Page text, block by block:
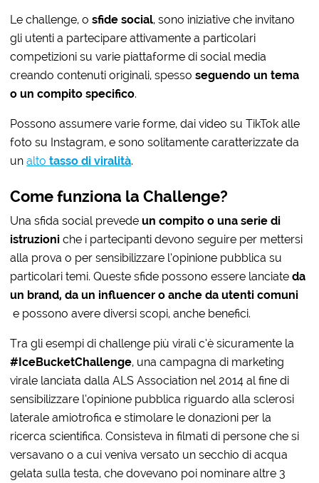
Le challenge, osfide social, sono iniziative che invitano
gli utenti a partecipare attivamente a particolari
competizioni su varie piattaforme di social media
creando contenuti originali, spessoseguendo un tema
o un compito specifico.
Possono assumere varie forme, dai video su TikTok alle
foto su Instagram, e sono solitamente caratterizzate da
unaltotasso di viralità.
Come funziona la Challenge?
Una sfida social prevedeun compito o una serie di
istruzioni che i partecipanti devono seguire per mettersi
alla prova o per sensibilizzare l’opinione pubblica su
particolari temi. Queste sfide possono essere lanciateda
un brand, da un influencer o anche da utenti comuni
e possono avere diversi scopi, anche benefici.
Tra gli esempi di challenge più virali c’è sicuramente la
#IceBucketChallenge, una campagna di marketing
virale lanciata dalla ALS Association nel 2014 al fine di
sensibilizzare l’opinione pubblica riguardo alla sclerosi
laterale amiotrofica e stimolare le donazioni per la
ricerca scientifica. Consisteva in filmati di persone che si
versavano o a cui veniva versato un secchio di acqua
gelata sulla testa, che dovevano poi nominare altre 3